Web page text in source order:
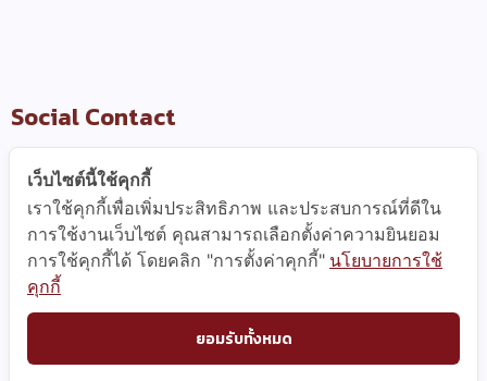
Social Contact
Useful Link
Contact Us
Business Partner
เว็บไซต์นี้ใช้คุกกี้
เราใช้คุกกี้เพื่อเพิ่มประสิทธิภาพ และประสบการณ์ที่ดีใน
การใช้งานเว็บไซต์ คุณสามารถเลือกตั้งค่าความยินยอม
การใช้คุกกี้ได้ โดยคลิก "การตั้งค่าคุกกี้" นโยบายการใช้
คุกกี้
ยอมรับทั้งหมด